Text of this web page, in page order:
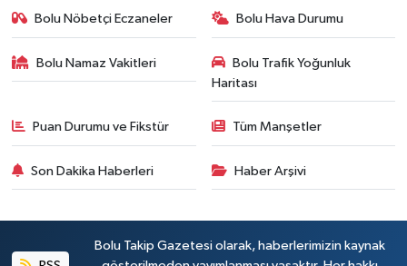
Bolu Nöbetçi Eczaneler Bolu Hava Durumu
Bolu Namaz Vakitleri
Bolu Trafik Yoğunluk
Haritası
Puan Durumu ve Fikstür Tüm Manşetler
Son Dakika Haberleri Haber Arşivi
Bolu Takip Gazetesi olarak, haberlerimizin kaynak